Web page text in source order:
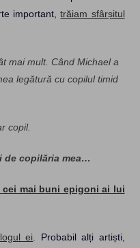
important,trăiam sfârșitul
mai mult. Când Michael a
legătură cu copilul timid
copil.
de copilăria mea…
cei mai buni epigoni ai lui
ei. Probabil alți artiști,